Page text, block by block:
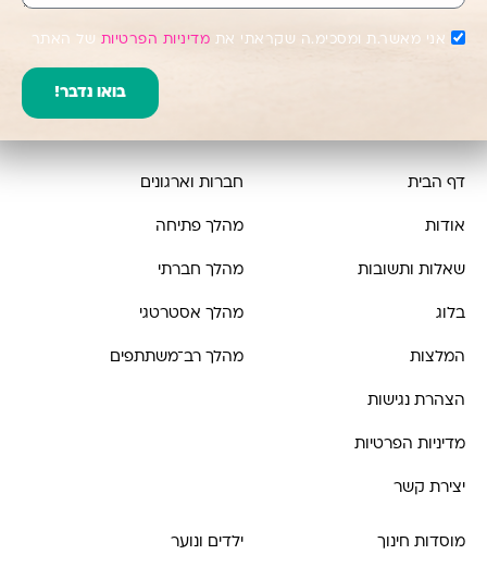
אני מאשר.ת ומסכימ.ה שקראתי את מדיניות הפרטיות של האתר
בואו נדבר!
דף הבית
אודות
שאלות ותשובות
בלוג
המלצות
הצהרת נגישות
מדיניות הפרטיות
יצירת קשר
חברות וארגונים
מהלך פתיחה
מהלך חברתי
מהלך אסטרטגי
מהלך רב־משתתפים
מוסדות חינוך ילדים ונוער